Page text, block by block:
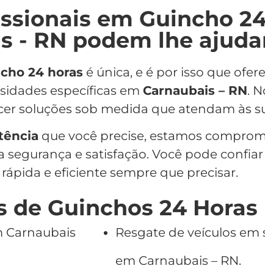
em Guincho
- RN podem lhe
24 horas é única, e é por isso que
específicas em Carnaubais – RN.
soluções sob medida que atendam às
que você precise, estamos
e satisfação. Você pode
e eficiente sempre que precisar.
de Guinchos 24 Horas
Carnaubais
Resgate de veículos
em Carnaubais – RN.